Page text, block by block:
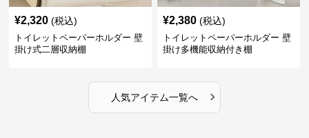
¥2,320 (税込)
トイレットペーパーホルダー 壁
掛け式二層収納棚
¥2,380 (税込)
トイレットペーパーホルダー 壁
掛け多機能収納付き棚
人気アイテム一覧へ ›